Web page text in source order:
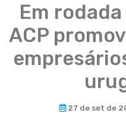
Em
ACP
27 de set de